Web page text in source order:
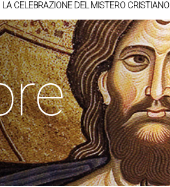
LA CELEBRAZIONE DEL MISTERO CRISTIANO